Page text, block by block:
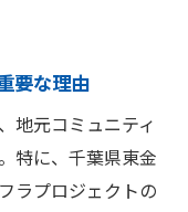
要な理由
地元コミュニティ
特に、千葉県東金
ラプロジェクトの